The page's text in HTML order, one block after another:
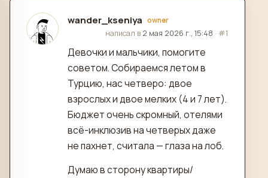
wander_kseniya owner
отредактировано
написал в 2 мая 2026 г., 15:48 · #1
Девочки и мальчики, помогите
советом. Собираемся летом в
Турцию, нас четверо: двое
взрослых и двое мелких (4 и 7 лет).
Бюджет очень скромный, отелями
всё-инклюзив на четверых даже
не пахнет, считала — глаза на лоб.
Думаю в сторону квартиры/